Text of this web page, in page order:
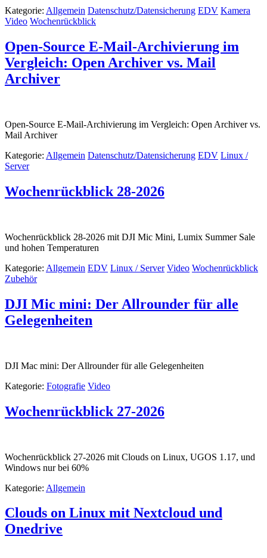
Kategorie: Allgemein Datenschutz/Datensicherung EDV Kamera
Video Wochenrückblick
Open-Source E-Mail-Archivierung im
Vergleich: Open Archiver vs. Mail
Archiver
Open-Source E-Mail-Archivierung im Vergleich: Open Archiver vs.
Mail Archiver
Kategorie: Allgemein Datenschutz/Datensicherung EDV Linux /
Server
Wochenrückblick 28-2026
Wochenrückblick 28-2026 mit DJI Mic Mini, Lumix Summer Sale
und hohen Temperaturen
Kategorie: Allgemein EDV Linux / Server Video Wochenrückblick
Zubehör
DJI Mic mini: Der Allrounder für alle
Gelegenheiten
DJI Mac mini: Der Allrounder für alle Gelegenheiten
Kategorie: Fotografie Video
Wochenrückblick 27-2026
Wochenrückblick 27-2026 mit Clouds on Linux, UGOS 1.17, und
Windows nur bei 60%
Kategorie: Allgemein
Clouds on Linux mit Nextcloud und
Onedrive